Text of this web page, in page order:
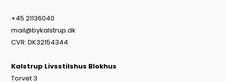
+45 21136040
mail@bykalstrup.dk
CVR: DK32154344
Kalstrup Livsstilshus Blokhus
Torvet 3